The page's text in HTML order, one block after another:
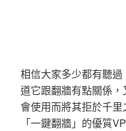
相信大家多少都有聽
道它跟翻牆有點關係
會使用而將其拒於千
「一鍵翻牆」的優質